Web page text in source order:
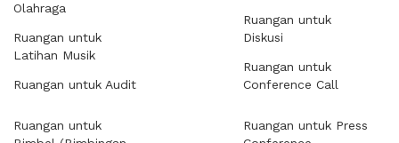
Olahraga
Ruangan untuk
Latihan Musik
Ruangan untuk Audit
Ruangan untuk
Diskusi
Ruangan untuk
Conference Call
Ruangan untuk
Ruangan untuk Press